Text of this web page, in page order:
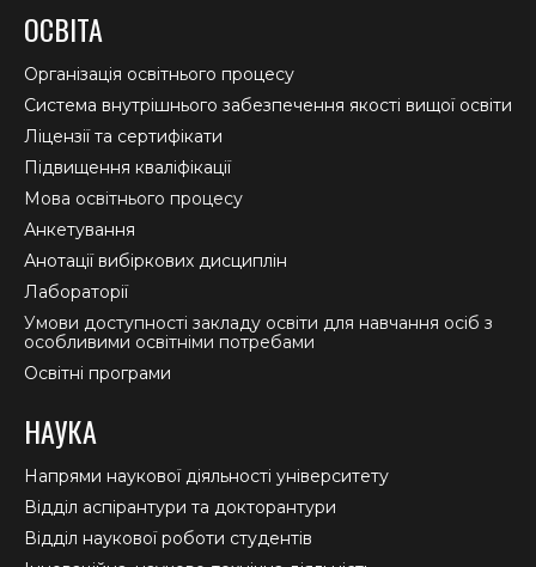
opens
in
new
window
opens
in
new
window
in
new
window
ОСВІТА
Організація освітнього процесу
Система внутрішнього забезпечення якості вищої освіти
Ліцензії та сертифікати
Підвищення кваліфікації
Мова освітнього процесу
Анкетування
Анотації вибіркових дисциплін
Лабораторії
Умови доступності закладу освіти для навчання осіб з
особливими освітніми потребами
Освітні програми
НАУКА
Напрями наукової діяльності університету
Відділ аспірантури та докторантури
Відділ наукової роботи студентів